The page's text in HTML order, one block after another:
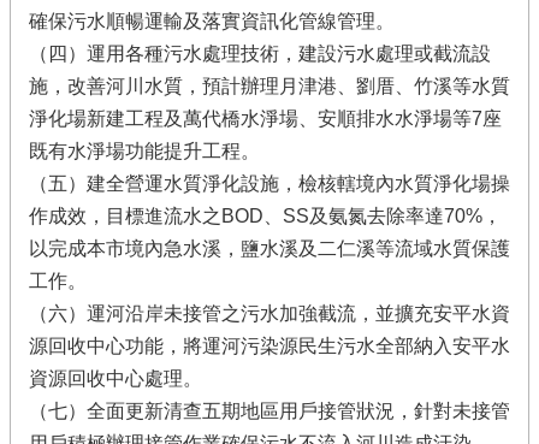
確保污水順暢運輸及落實資訊化管線管理。
（四）運用各種污水處理技術，建設污水處理或截流設
施，改善河川水質，預計辦理月津港、劉厝、竹溪等水質
淨化場新建工程及萬代橋水淨場、安順排水水淨場等7座
既有水淨場功能提升工程。
（五）建全營運水質淨化設施，檢核轄境內水質淨化場操
作成效，目標進流水之BOD、SS及氨氮去除率達70%，
以完成本市境內急水溪，鹽水溪及二仁溪等流域水質保護
工作。
（六）運河沿岸未接管之污水加強截流，並擴充安平水資
源回收中心功能，將運河污染源民生污水全部納入安平水
資源回收中心處理。
（七）全面更新清查五期地區用戶接管狀況，針對未接管